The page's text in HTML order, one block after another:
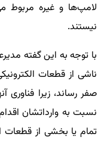
لامپ‌ها و غیره مربوط
نیستند.
با توجه به این گفته
ناشی از قطعات
صفر رساند، زیرا
نسبت به وارداتشان
تمام یا بخشی از قطعات